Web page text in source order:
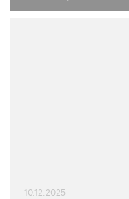
10.12.2025